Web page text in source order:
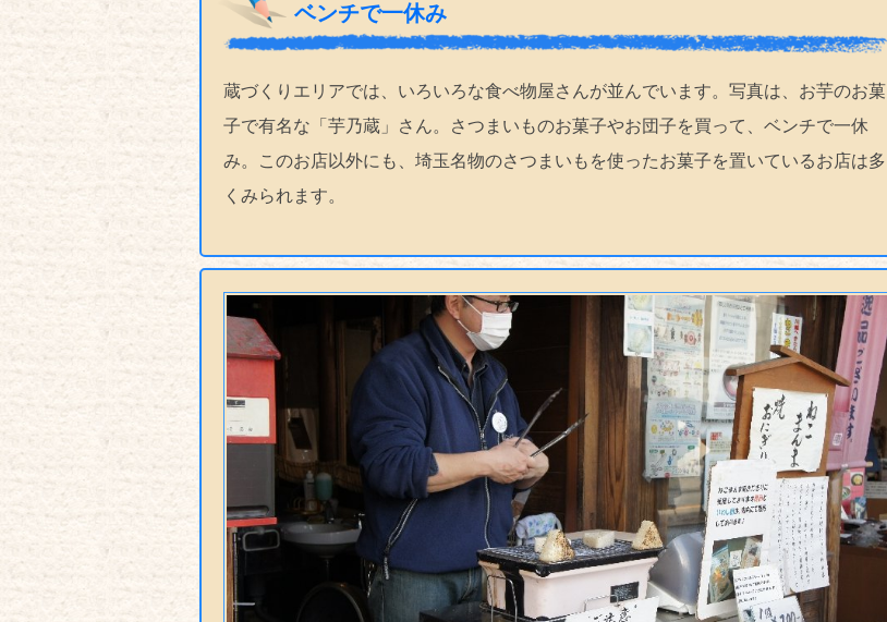
ベンチで一休み
蔵づくりエリアでは、いろいろな食べ物屋さんが並んでいます。写真は、お芋のお菓
子で有名な「芋乃蔵」さん。さつまいものお菓子やお団子を買って、ベンチで一休
み。このお店以外にも、埼玉名物のさつまいもを使ったお菓子を置いているお店は多
くみられます。